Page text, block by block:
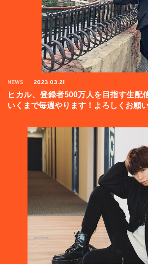
NEWS 2023.03.21
ヒカル、登録者500万人を目指す生配
いくまで毎週やります！よろしくお願